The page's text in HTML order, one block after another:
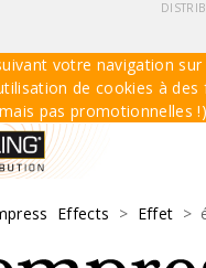
votre navigation
de cookies à des
pas promotionnelles !)
Effects > Effet >